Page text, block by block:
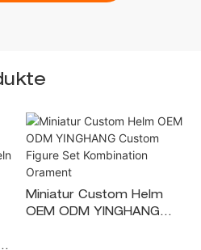
Miniatur Custom Helm
OEM ODM YINGHANG